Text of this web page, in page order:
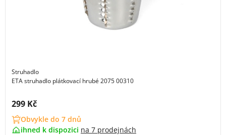
Struhadlo
ETA struhadlo plátkovací hrubé 2075 00310
Cena s DPH:
299 Kč
Obvykle do 7 dnů
ihned k dispozici na 7 prodejnách